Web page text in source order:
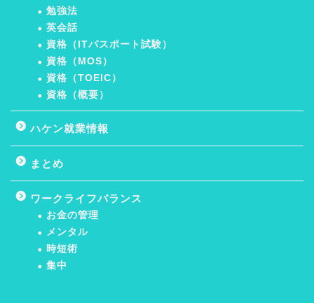
勉強法
英会話
資格（ITパスポート試験）
資格（MOS）
資格（TOEIC）
資格（概要）
ハケン就業情報
まとめ
ワークライフバランス
お金の管理
メンタル
時短術
集中